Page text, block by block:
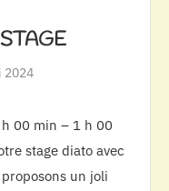
2024
00 min – 1 h 00
stage diato avec
un joli